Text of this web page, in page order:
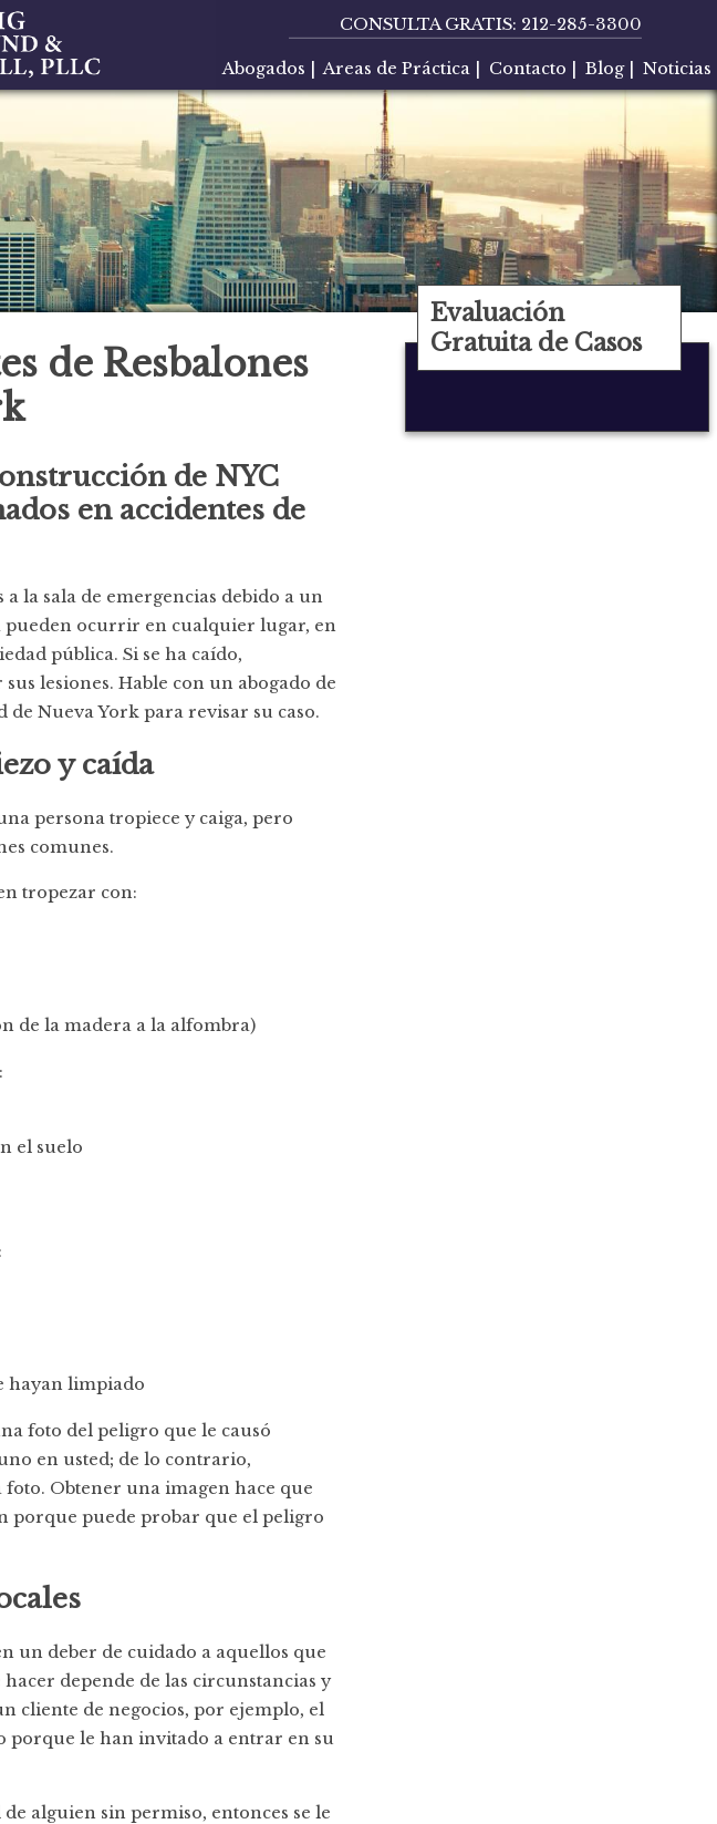
CONSULTA GRATIS: 212-285-3300
Abogados |Areas de Práctica| Contacto Blog| Noticias
Evaluación
Gratuita de Casos
de Resbalones
de NYC
en accidentes de
la sala de emergencias debido a un
pueden ocurrir en cualquier lugar, en
pública. Si se ha caído,
lesiones. Hable con un abogado de
de Nueva York para revisar su caso.
y caída
persona tropiece y caiga, pero
comunes.
tropezar con:
de la madera a la alfombra)
el suelo
hayan limpiado
foto del peligro que le causó
en usted; de lo contrario,
Obtener una imagen hace que
porque puede probar que el peligro
un deber de cuidado a aquellos que
depende de las circunstancias y
cliente de negocios, por ejemplo, el
porque le han invitado a entrar en su
alguien sin permiso, entonces se le